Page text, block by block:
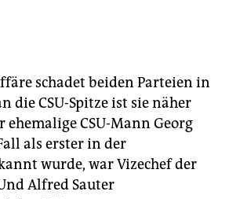
Bienenfreund, Hardliner in der
War in der Flüchtlingsfrage
Widersacher, neuerdings aber
beiden bestens
schadet beiden Parteien in
die CSU-Spitze ist sie näher
ehemalige CSU-Mann ­Georg
als erster in der
wurde, war Vizechef der
Alfred Sauter